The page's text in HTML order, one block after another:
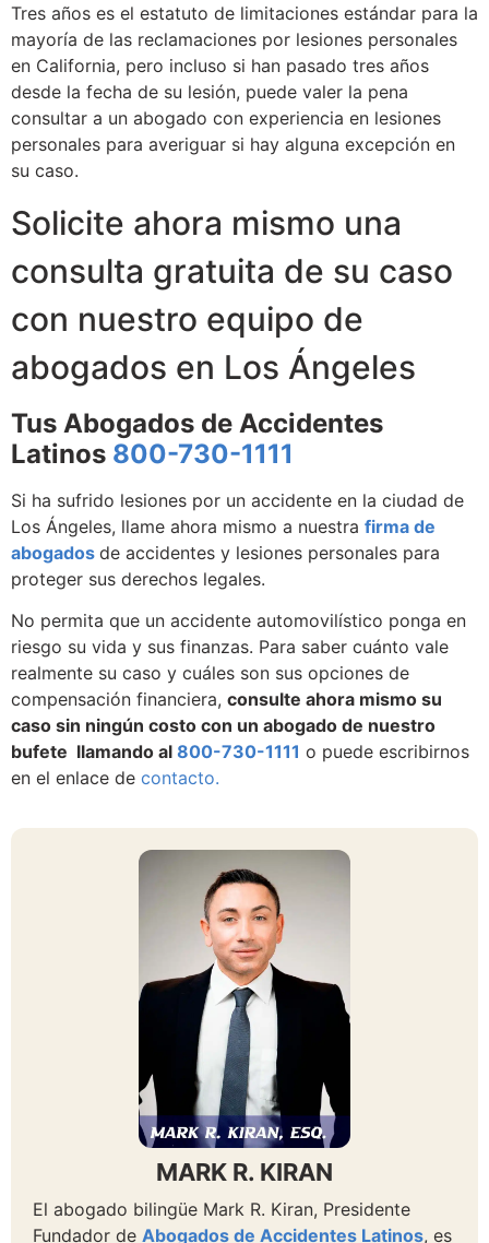
Tres años es el estatuto de limitaciones estándar para la
mayoría de las reclamaciones por lesiones personales
en California, pero incluso si han pasado tres años
desde la fecha de su lesión, puede valer la pena
consultar a un abogado con experiencia en lesiones
personales para averiguar si hay alguna excepción en
su caso.
Solicite ahora mismo una
consulta gratuita de su caso
con nuestro equipo de
abogados en Los Ángeles
Tus Abogados de Accidentes
Latinos 800-730-1111
Si ha sufrido lesiones por un accidente en la ciudad de
Los Ángeles, llame ahora mismo a nuestra firma de
abogados de accidentes y lesiones personales para
proteger sus derechos legales.
No permita que un accidente automovilístico ponga en
riesgo su vida y sus finanzas. Para saber cuánto vale
realmente su caso y cuáles son sus opciones de
compensación financiera, consulte ahora mismo su
caso sin ningún costo con un abogado de nuestro
bufete llamando al 800-730-1111 o puede escribirnos
en el enlace de contacto.
MARK R. KIRAN
El abogado bilingüe Mark R. Kiran, Presidente
Fundador de Abogados de Accidentes Latinos, es